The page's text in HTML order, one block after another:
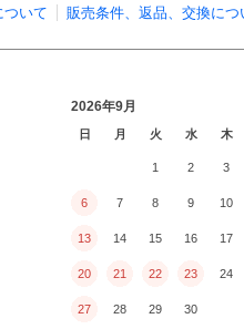
ついて 販売条件、返品、交換につ
2026年9月
日 月 火 水 木
1 2 3
6 7 8 9 10
13 14 15 16 17
20 21 22 23 24
27 28 29 30